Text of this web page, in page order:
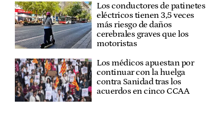
Los conductores de patinetes
eléctricos tienen 3,5 veces
más riesgo de daños
cerebrales graves que los
motoristas
Los médicos apuestan por
continuar con la huelga
contra Sanidad tras los
acuerdos en cinco CCAA